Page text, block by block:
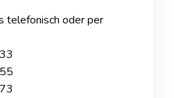
telefonisch oder per